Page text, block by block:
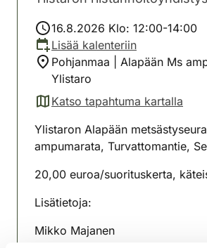
16.8.2026 Klo: 12:00-14:00
Lisää kalenteriin
Pohjanmaa | Alapään Ms
Ylistaro
Katso tapahtuma kartalla
(avautuu uuteen välilehteen)
Ylistaron Alapään
ampumarata, Turvattomantie,
20,00 euroa/suorituskerta,
Lisätietoja:
Mikko Majanen